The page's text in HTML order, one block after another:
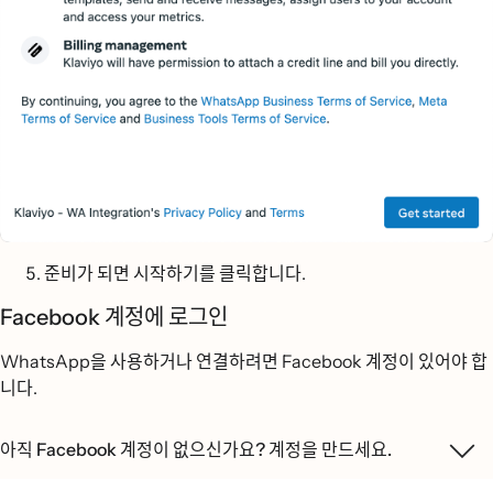
준비가 되면 시작하기를 클릭합니다.
Facebook 계정에 로그인
WhatsApp을 사용하거나 연결하려면 Facebook 계정이 있어야 합
니다.
아직 Facebook 계정이 없으신가요? 계정을 만드세요.